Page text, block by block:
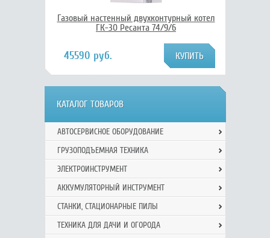
Газовый настенный двухконтурный котел
ГК-30 Ресанта 74/9/6
45590 руб.
КАТАЛОГ ТОВАРОВ
АВТОСЕРВИСНОЕ ОБОРУДОВАНИЕ
ГРУЗОПОДЪЕМНАЯ ТЕХНИКА
ЭЛЕКТРОИНСТРУМЕНТ
АККУМУЛЯТОРНЫЙ ИНСТРУМЕНТ
СТАНКИ, СТАЦИОНАРНЫЕ ПИЛЫ
ТЕХНИКА ДЛЯ ДАЧИ И ОГОРОДА